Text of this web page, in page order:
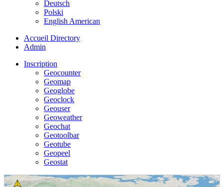
Deutsch
Polski
English American
Accueil Directory
Admin
Inscription
Geocounter
Geomap
Geoglobe
Geoclock
Geouser
Geoweather
Geochat
Geotoolbar
Geotube
Geopeel
Geostat